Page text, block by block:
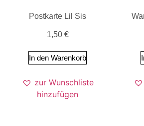
Postkarte Lil Sis
1,50 €
In den Warenkorb
zur Wunschliste
hinzufügen